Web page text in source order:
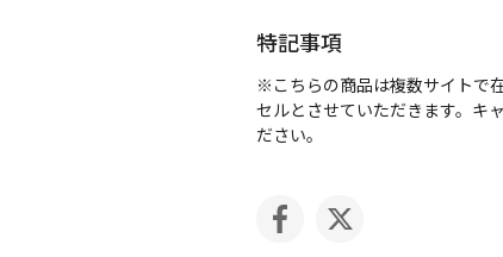
特記事項
※こちらの商品は複数サイトで
セルとさせていただきます。キ
ださい。